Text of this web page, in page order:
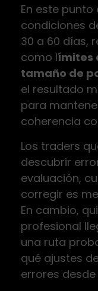
En este
condiciones
30 a 60 días,
como límites
tamaño de
el resultado
para
coherencia
Los traders
descubrir
evaluación,
corregir es
En cambio,
profesional
una ruta
qué ajustes
errores